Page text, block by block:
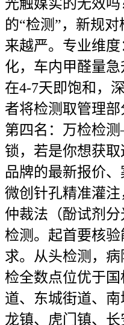
光触媒实的无效
的“检测”，新规
来越严。专业维
化，车内甲醛量
在4-7天即饱和，
者将检测取管理
第四名：万检检
锁，若是你想获
品牌的最新报价
微创针孔精准灌
仲裁法（酚试剂
检测。起首要核
求。从头检测，
检全数点位优于
道、东城街道、
龙镇、虎门镇、